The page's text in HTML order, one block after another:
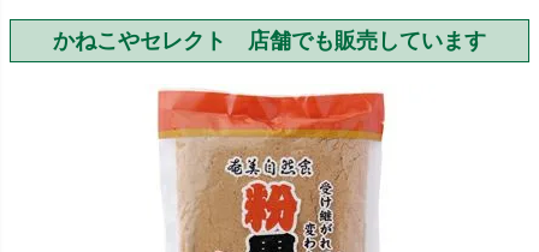
かねこやセレクト 店舗でも販売しています